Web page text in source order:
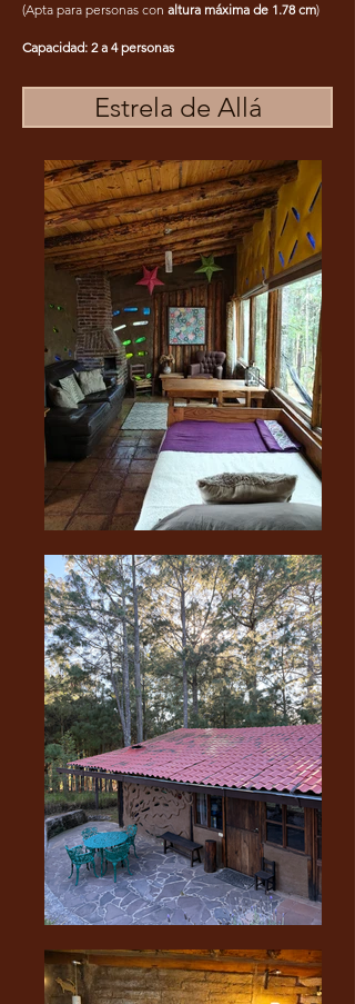
(Apta para personas con altura máxima de 1.78 cm)
Capacidad: 2 a 4 personas
Estrela de Allá